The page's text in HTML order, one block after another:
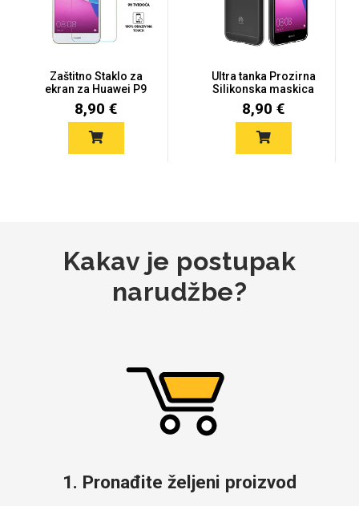
Zaštitno Staklo za
ekran za Huawei P9
Lite min...
8,90 €
Ultra tanka Prozirna
Silikonska maskica
za P9...
8,90 €
Kakav je postupak
narudžbe?
1. Pronađite željeni proizvod